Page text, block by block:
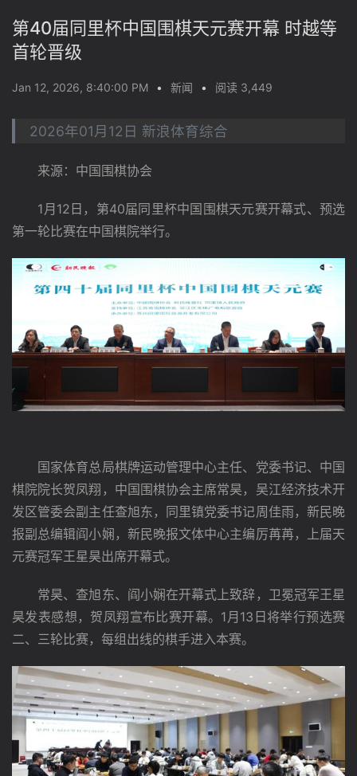
第40届同里杯中国围棋天元赛开幕 时越等
首轮晋级
Jan 12, 2026, 8:40:00 PM • 新闻 • 阅读 3,449
2026年01月12日 新浪体育综合
来源：中国围棋协会
1月12日，第40届同里杯中国围棋天元赛开幕式、预选
第一轮比赛在中国棋院举行。
国家体育总局棋牌运动管理中心主任、党委书记、中国
棋院院长贺凤翔，中国围棋协会主席常昊，吴江经济技术开
发区管委会副主任查旭东，同里镇党委书记周佳雨，新民晚
报副总编辑阎小娴，新民晚报文体中心主编厉苒苒，上届天
元赛冠军王星昊出席开幕式。
常昊、查旭东、阎小娴在开幕式上致辞，卫冕冠军王星
昊发表感想，贺凤翔宣布比赛开幕。1月13日将举行预选赛
二、三轮比赛，每组出线的棋手进入本赛。